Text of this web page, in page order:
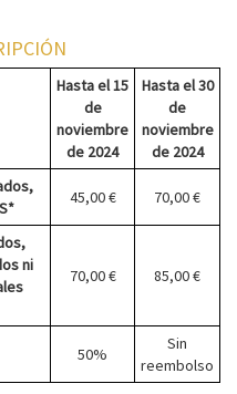
Hasta el 15
de
noviembre
de 2024
Hasta el 30
de
noviembre
de 2024
45,00 € 70,00 €
ni
70,00 € 85,00 €
50%
Sin
reembolso